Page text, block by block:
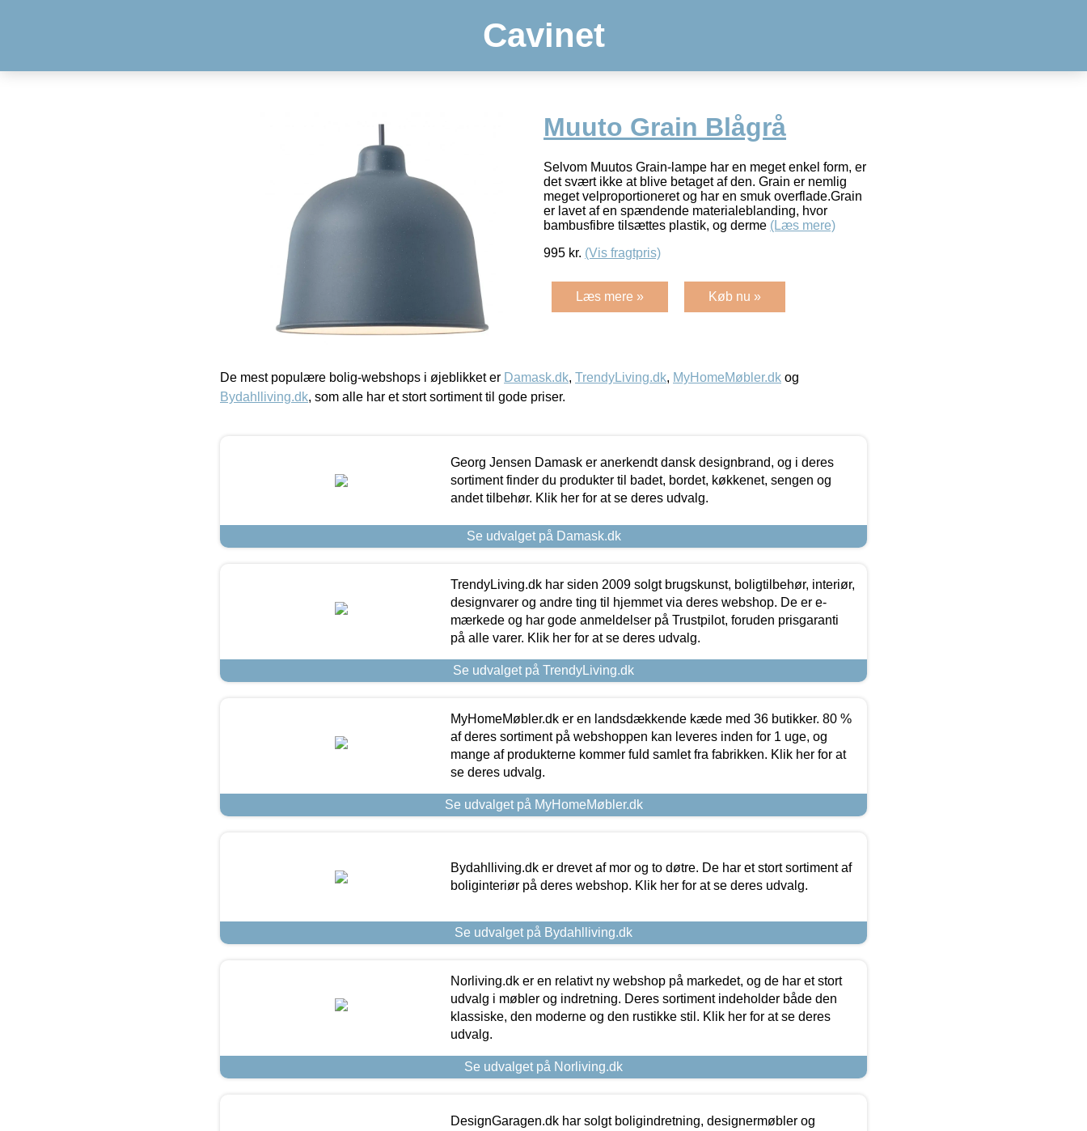
Cavinet
Muuto Grain Blågrå
Selvom Muutos Grain-lampe har en meget enkel form, er
det svært ikke at blive betaget af den. Grain er nemlig
meget velproportioneret og har en smuk overflade.Grain
er lavet af en spændende materialeblanding, hvor
bambusfibre tilsættes plastik, og derme (Læs mere)
995 kr. (Vis fragtpris)
Læs mere » Køb nu »
De mest populære bolig-webshops i øjeblikket er Damask.dk, TrendyLiving.dk, MyHomeMøbler.dk og
Bydahlliving.dk, som alle har et stort sortiment til gode priser.
Georg Jensen Damask er anerkendt dansk designbrand, og i deres
sortiment finder du produkter til badet, bordet, køkkenet, sengen og
andet tilbehør. Klik her for at se deres udvalg.
Se udvalget på Damask.dk
TrendyLiving.dk har siden 2009 solgt brugskunst, boligtilbehør, interiør,
designvarer og andre ting til hjemmet via deres webshop. De er e-
mærkede og har gode anmeldelser på Trustpilot, foruden prisgaranti
på alle varer. Klik her for at se deres udvalg.
Se udvalget på TrendyLiving.dk
MyHomeMøbler.dk er en landsdækkende kæde med 36 butikker. 80 %
af deres sortiment på webshoppen kan leveres inden for 1 uge, og
mange af produkterne kommer fuld samlet fra fabrikken. Klik her for at
se deres udvalg.
Se udvalget på MyHomeMøbler.dk
Bydahlliving.dk er drevet af mor og to døtre. De har et stort sortiment af
boliginteriør på deres webshop. Klik her for at se deres udvalg.
Se udvalget på Bydahlliving.dk
Norliving.dk er en relativt ny webshop på markedet, og de har et stort
udvalg i møbler og indretning. Deres sortiment indeholder både den
klassiske, den moderne og den rustikke stil. Klik her for at se deres
udvalg.
Se udvalget på Norliving.dk
DesignGaragen.dk har solgt boligindretning, designermøbler og